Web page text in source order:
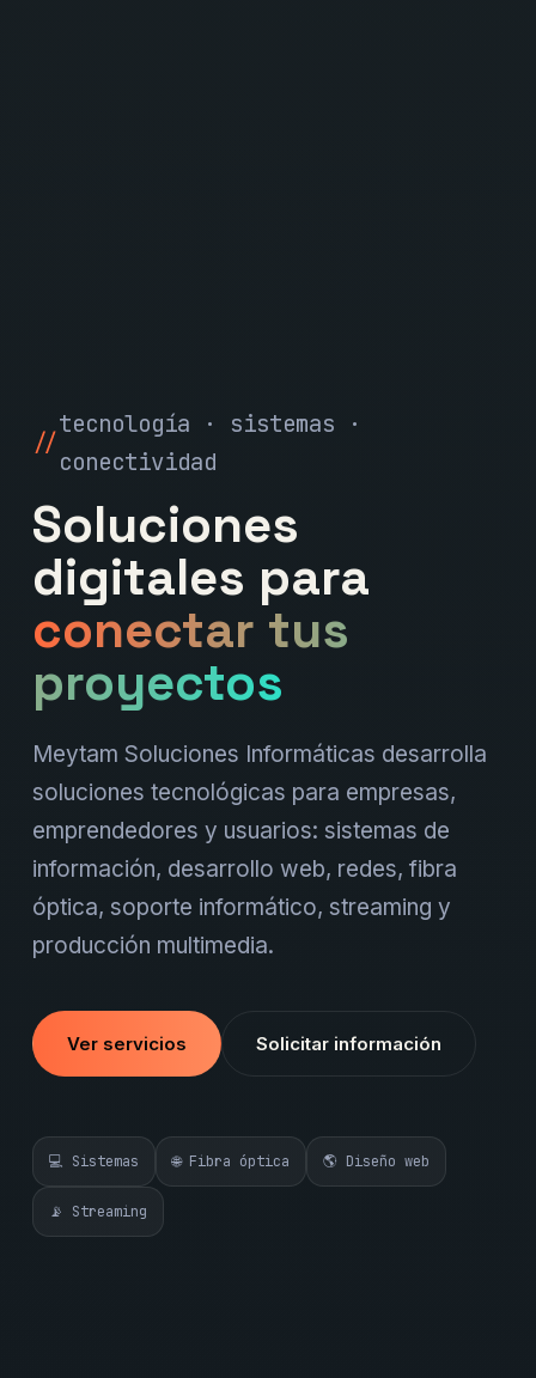
tecnología · sistemas ·
conectividad
Soluciones
digitales para
conectar tus
proyectos
Meytam Soluciones Informáticas desarrolla
soluciones tecnológicas para empresas,
emprendedores y usuarios: sistemas de
información, desarrollo web, redes, fibra
óptica, soporte informático, streaming y
producción multimedia.
Ver servicios Solicitar información
💻 Sistemas 🌐 Fibra óptica 🌎 Diseño web
📡 Streaming